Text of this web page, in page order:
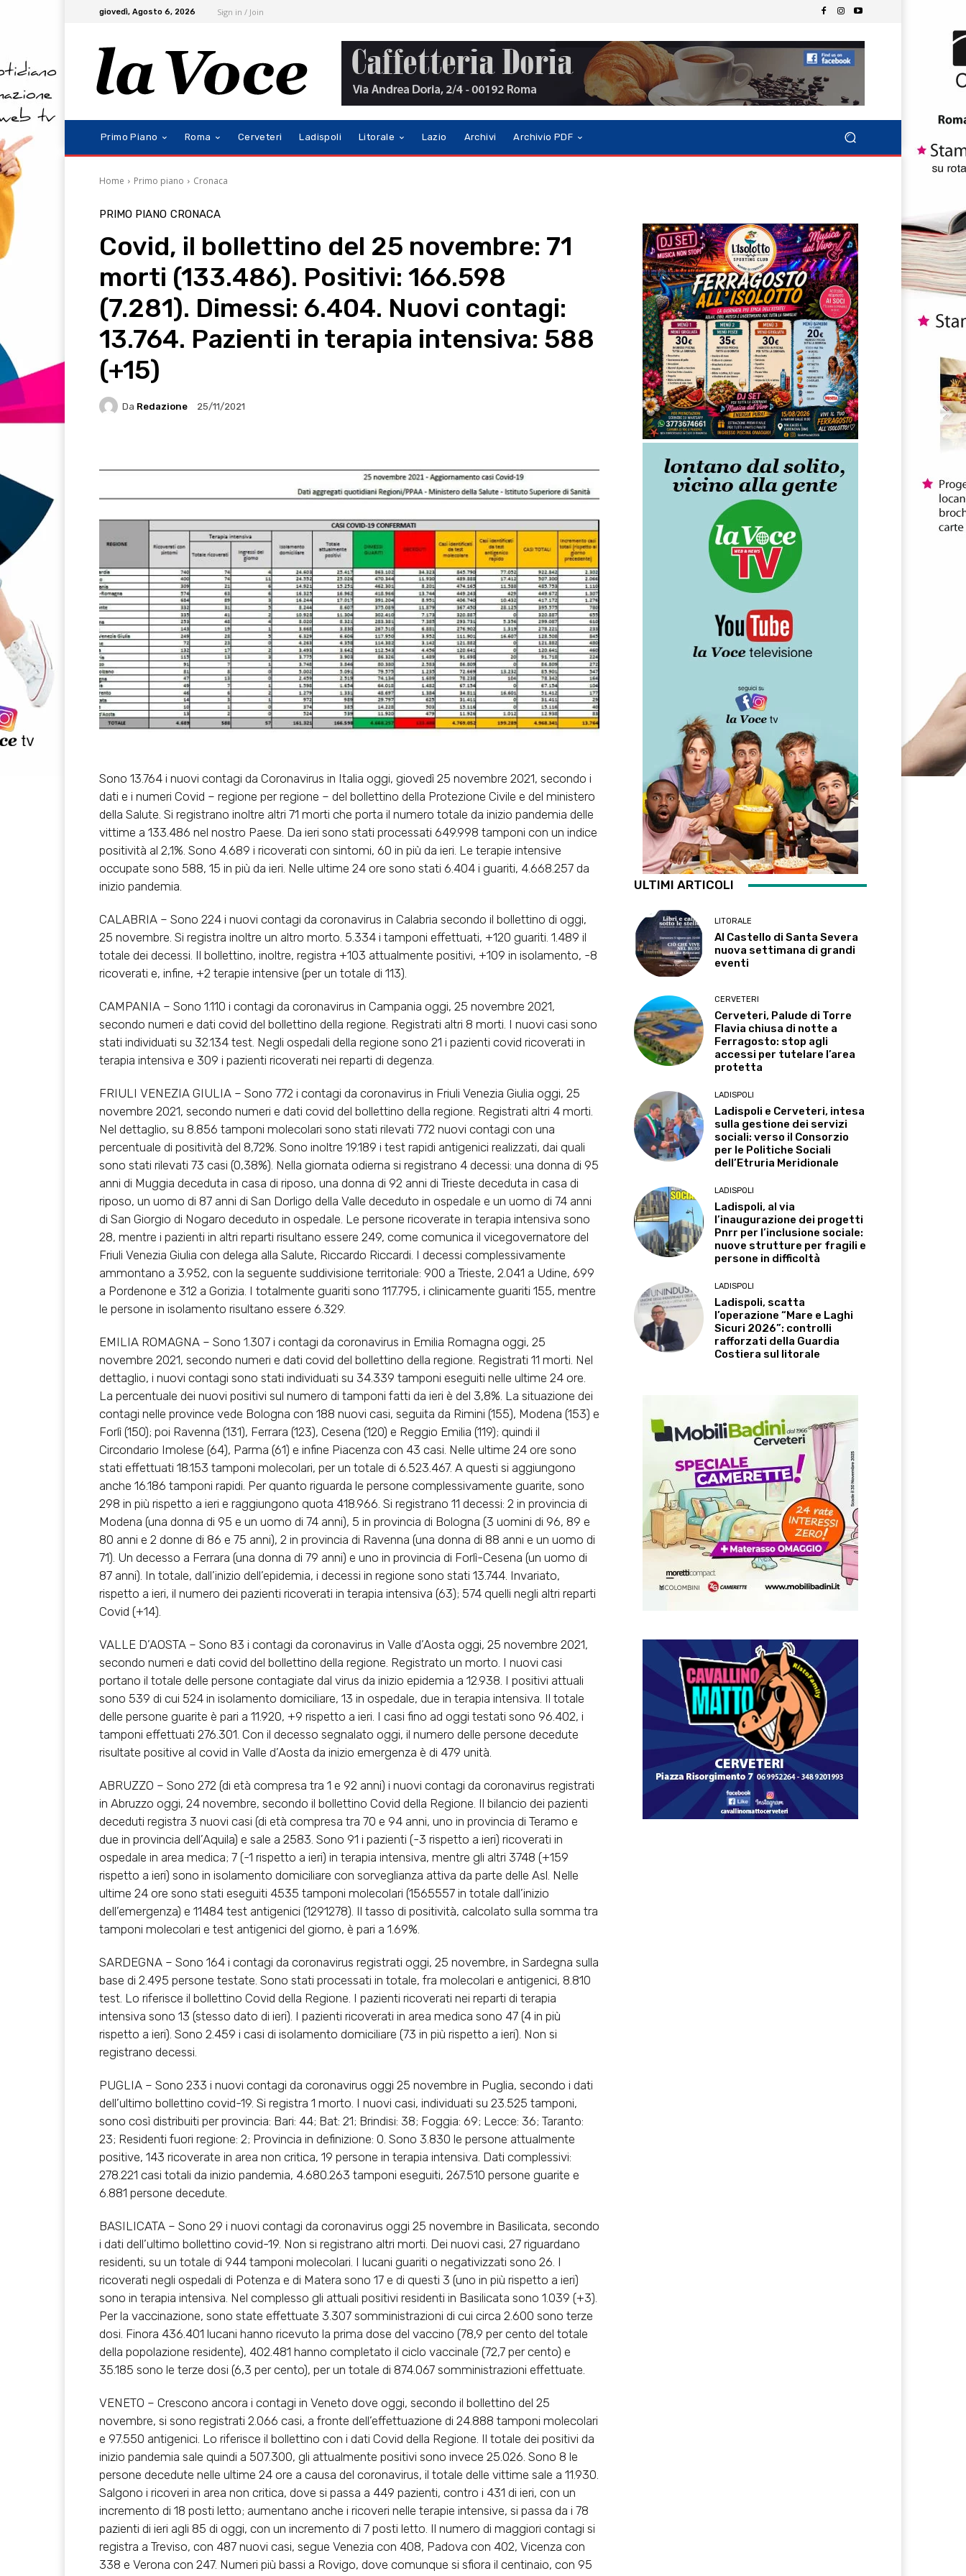
giovedì, Agosto 6, 2026 Sign in / Join
Primo Piano Roma Cerveteri Ladispoli Litorale Lazio Archivi Archivio PDF
Home Primo piano Cronaca
PRIMO PIANO CRONACA
Covid, il bollettino del 25 novembre: 71
morti (133.486). Positivi: 166.598
(7.281). Dimessi: 6.404. Nuovi contagi:
13.764. Pazienti in terapia intensiva: 588
(+15)
Da Redazione 25/11/2021
Sono 13.764 i nuovi contagi da Coronavirus in Italia oggi, giovedì 25 novembre 2021, secondo i
dati e i numeri Covid – regione per regione – del bollettino della Protezione Civile e del ministero
della Salute. Si registrano inoltre altri 71 morti che porta il numero totale da inizio pandemia delle
vittime a 133.486 nel nostro Paese. Da ieri sono stati processati 649.998 tamponi con un indice
positività al 2,1%. Sono 4.689 i ricoverati con sintomi, 60 in più da ieri. Le terapie intensive
occupate sono 588, 15 in più da ieri. Nelle ultime 24 ore sono stati 6.404 i guariti, 4.668.257 da
inizio pandemia.
CALABRIA – Sono 224 i nuovi contagi da coronavirus in Calabria secondo il bollettino di oggi,
25 novembre. Si registra inoltre un altro morto. 5.334 i tamponi effettuati, +120 guariti. 1.489 il
totale dei decessi. Il bollettino, inoltre, registra +103 attualmente positivi, +109 in isolamento, -8
ricoverati e, infine, +2 terapie intensive (per un totale di 113).
CAMPANIA – Sono 1.110 i contagi da coronavirus in Campania oggi, 25 novembre 2021,
secondo numeri e dati covid del bollettino della regione. Registrati altri 8 morti. I nuovi casi sono
stati individuati su 32.134 test. Negli ospedali della regione sono 21 i pazienti covid ricoverati in
terapia intensiva e 309 i pazienti ricoverati nei reparti di degenza.
FRIULI VENEZIA GIULIA – Sono 772 i contagi da coronavirus in Friuli Venezia Giulia oggi, 25
novembre 2021, secondo numeri e dati covid del bollettino della regione. Registrati altri 4 morti.
Nel dettaglio, su 8.856 tamponi molecolari sono stati rilevati 772 nuovi contagi con una
percentuale di positività del 8,72%. Sono inoltre 19.189 i test rapidi antigenici realizzati, dai quali
sono stati rilevati 73 casi (0,38%). Nella giornata odierna si registrano 4 decessi: una donna di 95
anni di Muggia deceduta in casa di riposo, una donna di 92 anni di Trieste deceduta in casa di
riposo, un uomo di 87 anni di San Dorligo della Valle deceduto in ospedale e un uomo di 74 anni
di San Giorgio di Nogaro deceduto in ospedale. Le persone ricoverate in terapia intensiva sono
28, mentre i pazienti in altri reparti risultano essere 249, come comunica il vicegovernatore del
Friuli Venezia Giulia con delega alla Salute, Riccardo Riccardi. I decessi complessivamente
ammontano a 3.952, con la seguente suddivisione territoriale: 900 a Trieste, 2.041 a Udine, 699
a Pordenone e 312 a Gorizia. I totalmente guariti sono 117.795, i clinicamente guariti 155, mentre
le persone in isolamento risultano essere 6.329.
EMILIA ROMAGNA – Sono 1.307 i contagi da coronavirus in Emilia Romagna oggi, 25
novembre 2021, secondo numeri e dati covid del bollettino della regione. Registrati 11 morti. Nel
dettaglio, i nuovi contagi sono stati individuati su 34.339 tamponi eseguiti nelle ultime 24 ore.
La percentuale dei nuovi positivi sul numero di tamponi fatti da ieri è del 3,8%. La situazione dei
contagi nelle province vede Bologna con 188 nuovi casi, seguita da Rimini (155), Modena (153) e
Forlì (150); poi Ravenna (131), Ferrara (123), Cesena (120) e Reggio Emilia (119); quindi il
Circondario Imolese (64), Parma (61) e infine Piacenza con 43 casi. Nelle ultime 24 ore sono
stati effettuati 18.153 tamponi molecolari, per un totale di 6.523.467. A questi si aggiungono
anche 16.186 tamponi rapidi. Per quanto riguarda le persone complessivamente guarite, sono
298 in più rispetto a ieri e raggiungono quota 418.966. Si registrano 11 decessi: 2 in provincia di
Modena (una donna di 95 e un uomo di 74 anni), 5 in provincia di Bologna (3 uomini di 96, 89 e
80 anni e 2 donne di 86 e 75 anni), 2 in provincia di Ravenna (una donna di 88 anni e un uomo di
71). Un decesso a Ferrara (una donna di 79 anni) e uno in provincia di Forlì-Cesena (un uomo di
87 anni). In totale, dall’inizio dell’epidemia, i decessi in regione sono stati 13.744. Invariato,
rispetto a ieri, il numero dei pazienti ricoverati in terapia intensiva (63); 574 quelli negli altri reparti
Covid (+14).
VALLE D’AOSTA – Sono 83 i contagi da coronavirus in Valle d’Aosta oggi, 25 novembre 2021,
secondo numeri e dati covid del bollettino della regione. Registrato un morto. I nuovi casi
portano il totale delle persone contagiate dal virus da inizio epidemia a 12.938. I positivi attuali
sono 539 di cui 524 in isolamento domiciliare, 13 in ospedale, due in terapia intensiva. Il totale
delle persone guarite è pari a 11.920, +9 rispetto a ieri. I casi fino ad oggi testati sono 96.402, i
tamponi effettuati 276.301. Con il decesso segnalato oggi, il numero delle persone decedute
risultate positive al covid in Valle d’Aosta da inizio emergenza è di 479 unità.
ABRUZZO – Sono 272 (di età compresa tra 1 e 92 anni) i nuovi contagi da coronavirus registrati
in Abruzzo oggi, 24 novembre, secondo il bollettino Covid della Regione. Il bilancio dei pazienti
deceduti registra 3 nuovi casi (di età compresa tra 70 e 94 anni, uno in provincia di Teramo e
due in provincia dell’Aquila) e sale a 2583. Sono 91 i pazienti (-3 rispetto a ieri) ricoverati in
ospedale in area medica; 7 (-1 rispetto a ieri) in terapia intensiva, mentre gli altri 3748 (+159
rispetto a ieri) sono in isolamento domiciliare con sorveglianza attiva da parte delle Asl. Nelle
ultime 24 ore sono stati eseguiti 4535 tamponi molecolari (1565557 in totale dall’inizio
dell’emergenza) e 11484 test antigenici (1291278). Il tasso di positività, calcolato sulla somma tra
tamponi molecolari e test antigenici del giorno, è pari a 1.69%.
SARDEGNA – Sono 164 i contagi da coronavirus registrati oggi, 25 novembre, in Sardegna sulla
base di 2.495 persone testate. Sono stati processati in totale, fra molecolari e antigenici, 8.810
test. Lo riferisce il bollettino Covid della Regione. I pazienti ricoverati nei reparti di terapia
intensiva sono 13 (stesso dato di ieri). I pazienti ricoverati in area medica sono 47 (4 in più
rispetto a ieri). Sono 2.459 i casi di isolamento domiciliare (73 in più rispetto a ieri). Non si
registrano decessi.
PUGLIA – Sono 233 i nuovi contagi da coronavirus oggi 25 novembre in Puglia, secondo i dati
dell’ultimo bollettino covid-19. Si registra 1 morto. I nuovi casi, individuati su 23.525 tamponi,
sono così distribuiti per provincia: Bari: 44; Bat: 21; Brindisi: 38; Foggia: 69; Lecce: 36; Taranto:
23; Residenti fuori regione: 2; Provincia in definizione: 0. Sono 3.830 le persone attualmente
positive, 143 ricoverate in area non critica, 19 persone in terapia intensiva. Dati complessivi:
278.221 casi totali da inizio pandemia, 4.680.263 tamponi eseguiti, 267.510 persone guarite e
6.881 persone decedute.
BASILICATA – Sono 29 i nuovi contagi da coronavirus oggi 25 novembre in Basilicata, secondo
i dati dell’ultimo bollettino covid-19. Non si registrano altri morti. Dei nuovi casi, 27 riguardano
residenti, su un totale di 944 tamponi molecolari. I lucani guariti o negativizzati sono 26. I
ricoverati negli ospedali di Potenza e di Matera sono 17 e di questi 3 (uno in più rispetto a ieri)
sono in terapia intensiva. Nel complesso gli attuali positivi residenti in Basilicata sono 1.039 (+3).
Per la vaccinazione, sono state effettuate 3.307 somministrazioni di cui circa 2.600 sono terze
dosi. Finora 436.401 lucani hanno ricevuto la prima dose del vaccino (78,9 per cento del totale
della popolazione residente), 402.481 hanno completato il ciclo vaccinale (72,7 per cento) e
35.185 sono le terze dosi (6,3 per cento), per un totale di 874.067 somministrazioni effettuate.
VENETO – Crescono ancora i contagi in Veneto dove oggi, secondo il bollettino del 25
novembre, si sono registrati 2.066 casi, a fronte dell’effettuazione di 24.888 tamponi molecolari
e 97.550 antigenici. Lo riferisce il bollettino con i dati Covid della Regione. Il totale dei positivi da
inizio pandemia sale quindi a 507.300, gli attualmente positivi sono invece 25.026. Sono 8 le
persone decedute nelle ultime 24 ore a causa del coronavirus, il totale delle vittime sale a 11.930.
Salgono i ricoveri in area non critica, dove si passa a 449 pazienti, contro i 431 di ieri, con un
incremento di 18 posti letto; aumentano anche i ricoveri nelle terapie intensive, si passa da i 78
pazienti di ieri agli 85 di oggi, con un incremento di 7 posti letto. Il numero di maggiori contagi si
registra a Treviso, con 487 nuovi casi, segue Venezia con 408, Padova con 402, Vicenza con
338 e Verona con 247. Numeri più bassi a Rovigo, dove comunque si sfiora il centinaio, con 95
ULTIMI ARTICOLI
LITORALE
Al Castello di Santa Severa
nuova settimana di grandi
eventi
CERVETERI
Cerveteri, Palude di Torre
Flavia chiusa di notte a
Ferragosto: stop agli
accessi per tutelare l’area
protetta
LADISPOLI
Ladispoli e Cerveteri, intesa
sulla gestione dei servizi
sociali: verso il Consorzio
per le Politiche Sociali
dell’Etruria Meridionale
LADISPOLI
Ladispoli, al via
l’inaugurazione dei progetti
Pnrr per l’inclusione sociale:
nuove strutture per fragili e
persone in difficoltà
LADISPOLI
Ladispoli, scatta
l’operazione “Mare e Laghi
Sicuri 2026”: controlli
rafforzati della Guardia
Costiera sul litorale